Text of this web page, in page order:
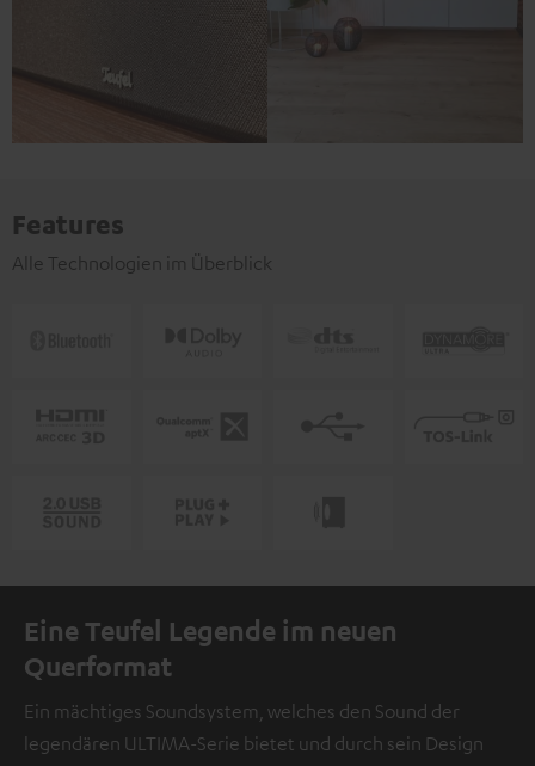
Features
Alle Technologien im Überblick
Eine Teufel Legende im neuen
Querformat
Ein mächtiges Soundsystem, welches den Sound der
legendären ULTIMA-Serie bietet und durch sein Design